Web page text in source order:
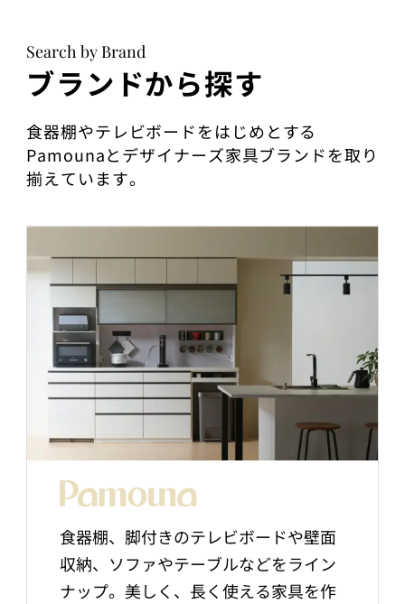
Search by Brand
ブランドから探す
食器棚やテレビボードをはじめとする
Pamounaとデザイナーズ家具ブランドを取り
揃えています。
食器棚、脚付きのテレビボードや壁面
収納、ソファやテーブルなどをライン
ナップ。美しく、長く使える家具を作